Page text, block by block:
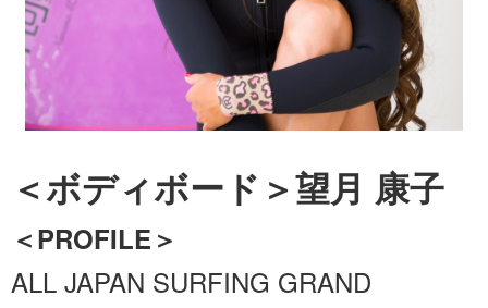
＜ボディボード＞望月 康子
＜PROFILE＞
ALL JAPAN SURFING GRAND